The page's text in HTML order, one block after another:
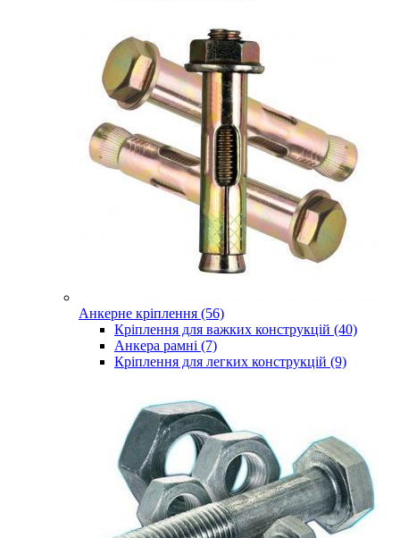
Анкерне кріплення (56)
Кріплення для важких конструкцій (40)
Анкера рамні (7)
Кріплення для легких конструкцій (9)